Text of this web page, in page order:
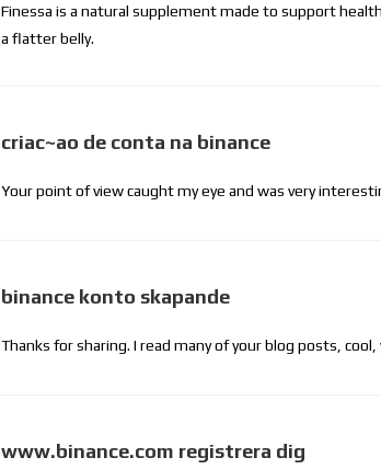
Finessa is a natural supplement made to support
a flatter belly.
criac~ao de conta na binance
Your point of view caught my eye and was very
binance konto skapande
Thanks for sharing. I read many of your blog posts, cool,
www.binance.com registrera dig